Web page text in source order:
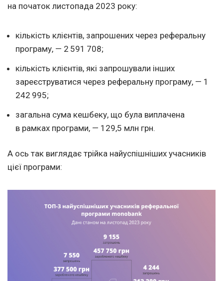
на початок листопада 2023 року:
кількість клієнтів, запрошених через реферальну
програму, — 2 591 708;
кількість клієнтів, які запрошували інших
зареєструватися через реферальну програму, — 1
242 995;
загальна сума кешбеку, що була виплачена
в рамках програми, — 129,5 млн грн.
А ось так виглядає трійка найуспішніших учасників
цієї програми: